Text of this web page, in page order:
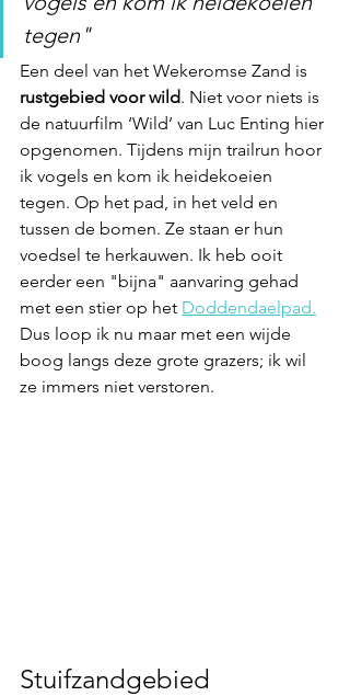
tegen"
Een deel van het Wekeromse Zand is
rustgebied voor wild. Niet voor niets is
de natuurfilm ‘Wild’ van Luc Enting hier
opgenomen. Tijdens mijn trailrun hoor
ik vogels en kom ik heidekoeien
tegen. Op het pad, in het veld en
tussen de bomen. Ze staan er hun
voedsel te herkauwen. Ik heb ooit
eerder een "bijna" aanvaring gehad
met een stier op het Doddendaelpad.
Dus loop ik nu maar met een wijde
boog langs deze grote grazers; ik wil
ze immers niet verstoren.
Stuifzandgebied